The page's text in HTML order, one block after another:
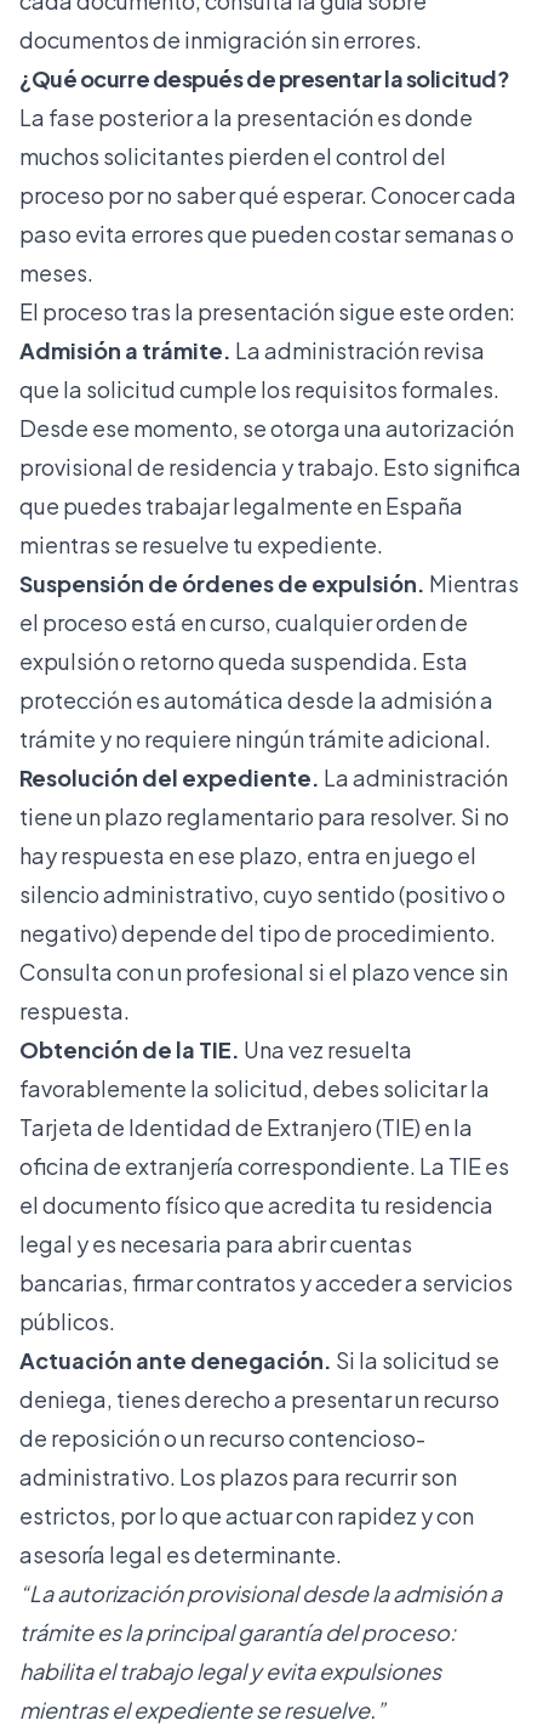
documentos de inmigración sin errores.
¿Qué ocurre después de presentar la solicitud?
La fase posterior a la presentación es donde
muchos solicitantes pierden el control del
proceso por no saber qué esperar. Conocer cada
paso evita errores que pueden costar semanas o
meses.
El proceso tras la presentación sigue este orden:
Admisión a trámite. La administración revisa
que la solicitud cumple los requisitos formales.
Desde ese momento, se otorga una autorización
provisional de residencia y trabajo. Esto significa
que puedes trabajar legalmente en España
mientras se resuelve tu expediente.
Suspensión de órdenes de expulsión. Mientras
el proceso está en curso, cualquier orden de
expulsión o retorno queda suspendida. Esta
protección es automática desde la admisión a
trámite y no requiere ningún trámite adicional.
Resolución del expediente. La administración
tiene un plazo reglamentario para resolver. Si no
hay respuesta en ese plazo, entra en juego el
silencio administrativo, cuyo sentido (positivo o
negativo) depende del tipo de procedimiento.
Consulta con un profesional si el plazo vence sin
respuesta.
Obtención de la TIE. Una vez resuelta
favorablemente la solicitud, debes solicitar la
Tarjeta de Identidad de Extranjero (TIE) en la
oficina de extranjería correspondiente. La TIE es
el documento físico que acredita tu residencia
legal y es necesaria para abrir cuentas
bancarias, firmar contratos y acceder a servicios
públicos.
Actuación ante denegación. Si la solicitud se
deniega, tienes derecho a presentar un recurso
de reposición o un recurso contencioso-
administrativo. Los plazos para recurrir son
estrictos, por lo que actuar con rapidez y con
asesoría legal es determinante.
“La autorización provisional desde la admisión a
trámite es la principal garantía del proceso:
habilita el trabajo legal y evita expulsiones
mientras el expediente se resuelve.”